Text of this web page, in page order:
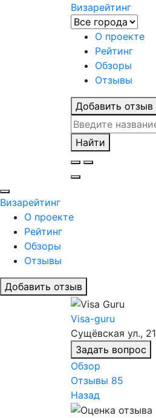
Визарейтинг
О проекте
Рейтинг
Обзоры
Отзывы
Добавить отзыв
Найти
Визарейтинг
О проекте
Рейтинг
Обзоры
Отзывы
Добавить отзыв
Visa-guru
Сущёвская ул., 21
Задать вопрос
Обзор
Отзывы 85
Назад